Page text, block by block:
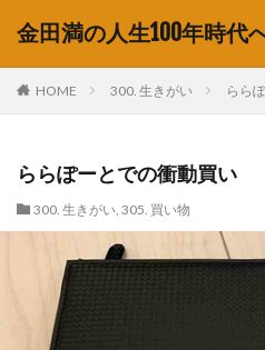
金田満の人生100年時代
HOME 300. 生きがい らら
ららぽーとでの衝動買い
300. 生きがい, 305. 買い物